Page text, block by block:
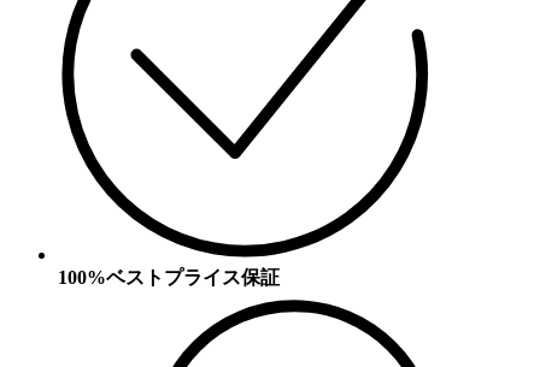
100%ベストプライス保証